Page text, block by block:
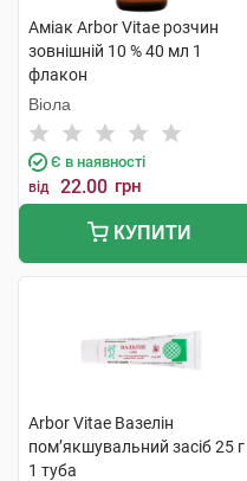
Аміак Arbor Vitae розчин
зовнішній 10 % 40 мл 1
флакон
Віола
Є в наявності
від 22.00 грн
КУПИТИ
Arbor Vitae Вазелін
пом’якшувальний засіб 25 г
1 туба